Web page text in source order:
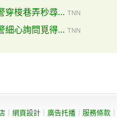
梭巷弄秒尋... TNN
心詢問覓得... TNN
網頁設計 廣告托播 服務條款